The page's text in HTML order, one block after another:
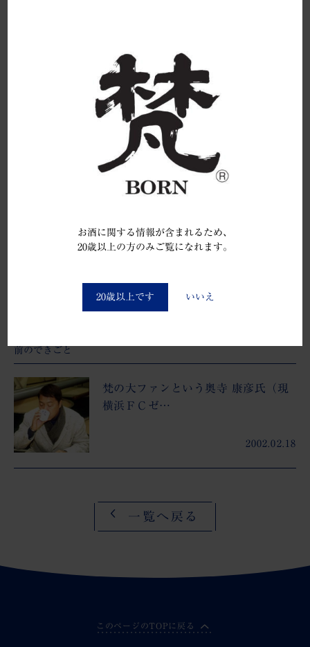
お酒に関する情報が含まれるため、
20歳以上の方のみご覧になれます。
20歳以上です いいえ
デジタルハイビジョン番組「幻の日本酒を探して」の
リポーターとして、中島 史恵様（シェイプＵＰガール
ズ）が酒蔵を取材の為、来社。
「梵・極秘造」が総合第１位グラン
前のできごと
梵の大ファンという奥寺 康彦氏（現
横浜ＦＣゼ…
2002.02.18
一覧へ戻る
このページのTOPに戻る